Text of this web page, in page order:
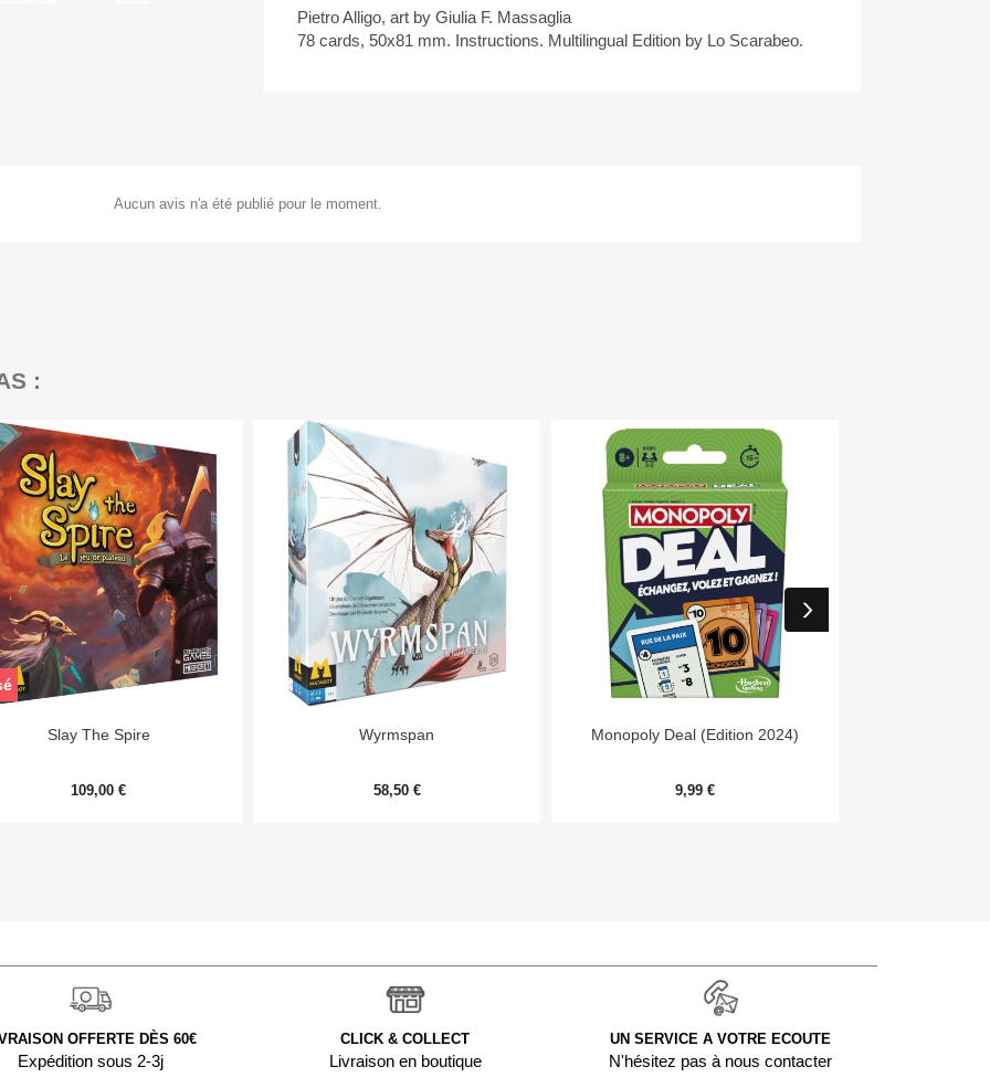
Pietro Alligo, art by Giulia F. Massaglia
78 cards, 50x81 mm. Instructions. Multilingual Edition by Lo Scarabeo.
Aucun avis n'a été publié pour le moment.
:
Aperçu rapide
Slay The Spire
109,00 €
Aperçu rapide
Wyrmspan
58,50 €
Aperçu rapide
Monopoly Deal (Edition 2024)
9,99 €
OFFERTE DÈS 60€
Expédition sous 2-3j
CLICK & COLLECT
Livraison en boutique
UN SERVICE A VOTRE ECOUTE
N'hésitez pas à nous contacter